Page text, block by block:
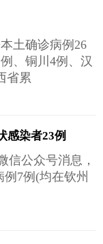
土确诊病例26
、铜川4例、汉
省累
感染者23例
公众号消息，
7例(均在钦州